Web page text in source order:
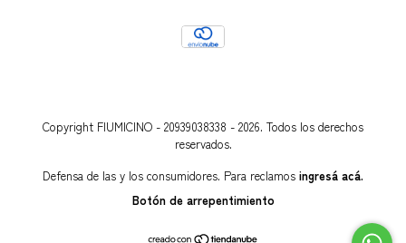
Copyright FIUMICINO - 20939038338 - 2026. Todos los derechos
reservados.
Defensa de las y los consumidores. Para reclamos ingresá acá.
Botón de arrepentimiento